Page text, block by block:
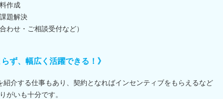
作成
題解決
わせ・ご相談受付など）
ず、幅広く活躍できる！》
紹介する仕事もあり、契約となればインセンティブをもらえるなど
がいも十分です。